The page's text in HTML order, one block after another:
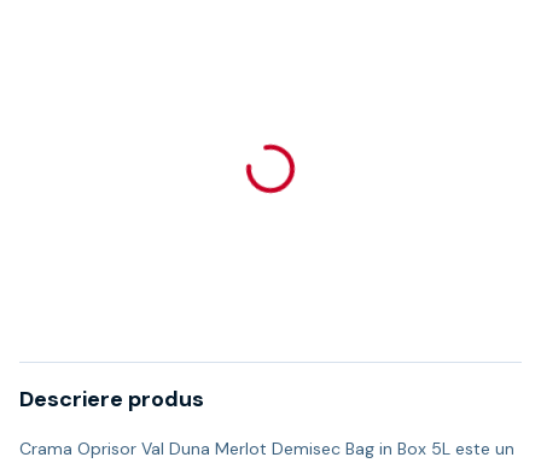
Descriere produs
Crama Oprisor Val Duna Merlot Demisec Bag in Box 5L este un